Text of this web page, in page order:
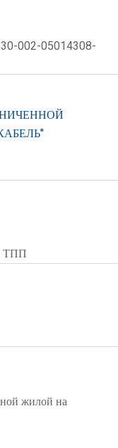
002-05014308-
ТПП
жилой на